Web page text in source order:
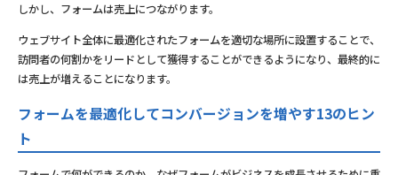
しかし、フォームは売上につながります。
ウェブサイト全体に最適化されたフォームを適切な場所に設置することで、
訪問者の何割かをリードとして獲得することができるようになり、最終的に
は売上が増えることになります。
フォームを最適化してコンバージョンを増やす13のヒン
ト